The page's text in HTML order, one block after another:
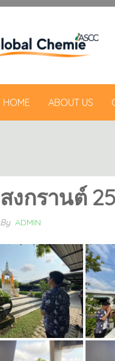
HOME ABOUT US
สงกรานต์
By ADMIN